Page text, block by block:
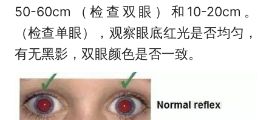
50-60cm（检查双眼）和10-20cm。
（检查单眼），观察眼底红光是否均匀，
有无黑影，双眼颜色是否一致。